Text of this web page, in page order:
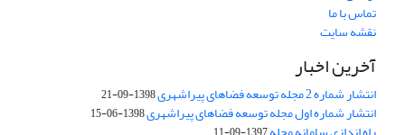
تماس با ما
نقشه سایت
آخرین اخبار
انتشار شماره 2 مجله توسعه فضاهای پیراشهری 1398-09-21
انتشار شماره اول مجله توسعه فضاهای پیراشهری1398-06-15